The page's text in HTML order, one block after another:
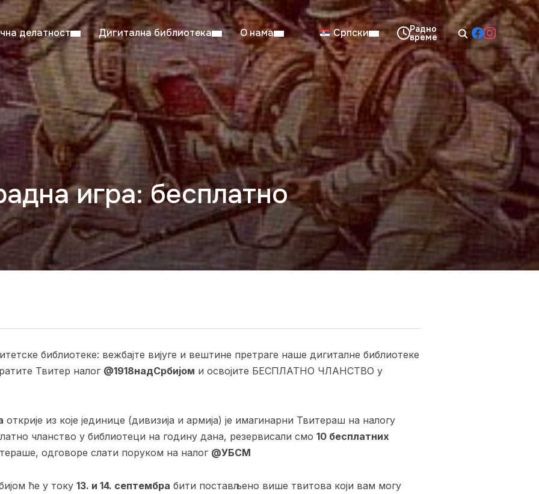
делатност Дигитална библиотека О нама Српски
игра: бесплатно
библиотеке: вежбајте вијуге и вештине претраге наше дигиталне библиотеке
Твитер налог @1918надСрбијом и освојите БЕСПЛАТНО ЧЛАНСТВО у
открије из које јединице (дивизија и армија) је имагинарни Твитераш на налогу
чланство у библиотеци на годину дана, резервисали смо 10 бесплатних
одговоре слати поруком на налог @УБСМ
ће у току 13. и 14. септембра бити постављено више твитова који вам могу
читаоница: 08:00–23:00 Суб: 08:00–14:00 Нед: Затворено
Радно време од 06. јула до 29. августа